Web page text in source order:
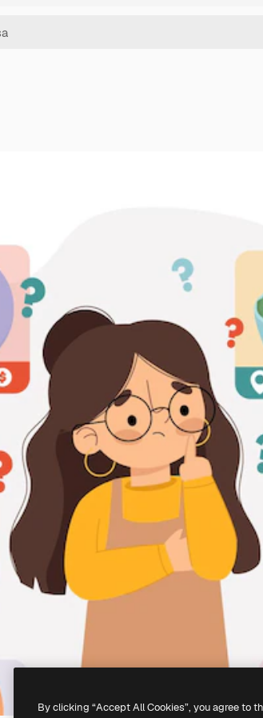
By clicking “Accept All Cookies”, you agree to